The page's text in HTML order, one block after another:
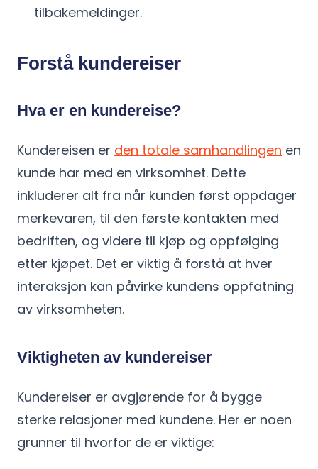
tilbakemeldinger.
Forstå kundereiser
Hva er en kundereise?
Kundereisen er den totale samhandlingen en
kunde har med en virksomhet. Dette
inkluderer alt fra når kunden først oppdager
merkevaren, til den første kontakten med
bedriften, og videre til kjøp og oppfølging
etter kjøpet. Det er viktig å forstå at hver
interaksjon kan påvirke kundens oppfatning
av virksomheten.
Viktigheten av kundereiser
Kundereiser er avgjørende for å bygge
sterke relasjoner med kundene. Her er noen
grunner til hvorfor de er viktige: